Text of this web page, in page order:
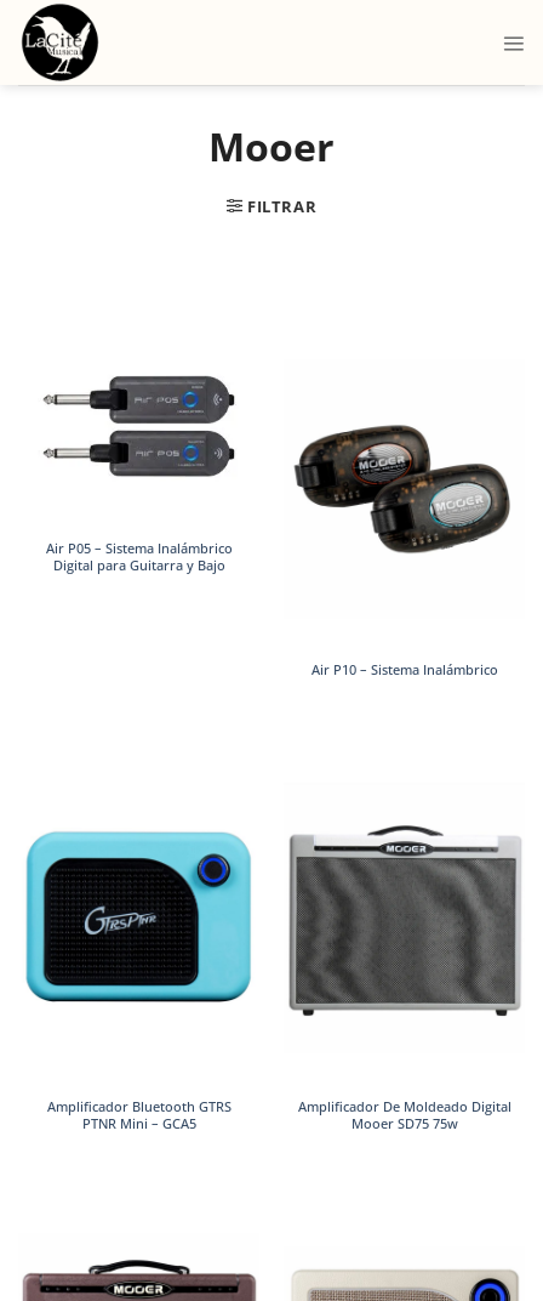
Mooer
FILTRAR
Air P05 – Sistema Inalámbrico
Digital para Guitarra y Bajo
Air P10 – Sistema Inalámbrico
Amplificador Bluetooth GTRS
PTNR Mini – GCA5
Amplificador De Moldeado Digital
Mooer SD75 75w